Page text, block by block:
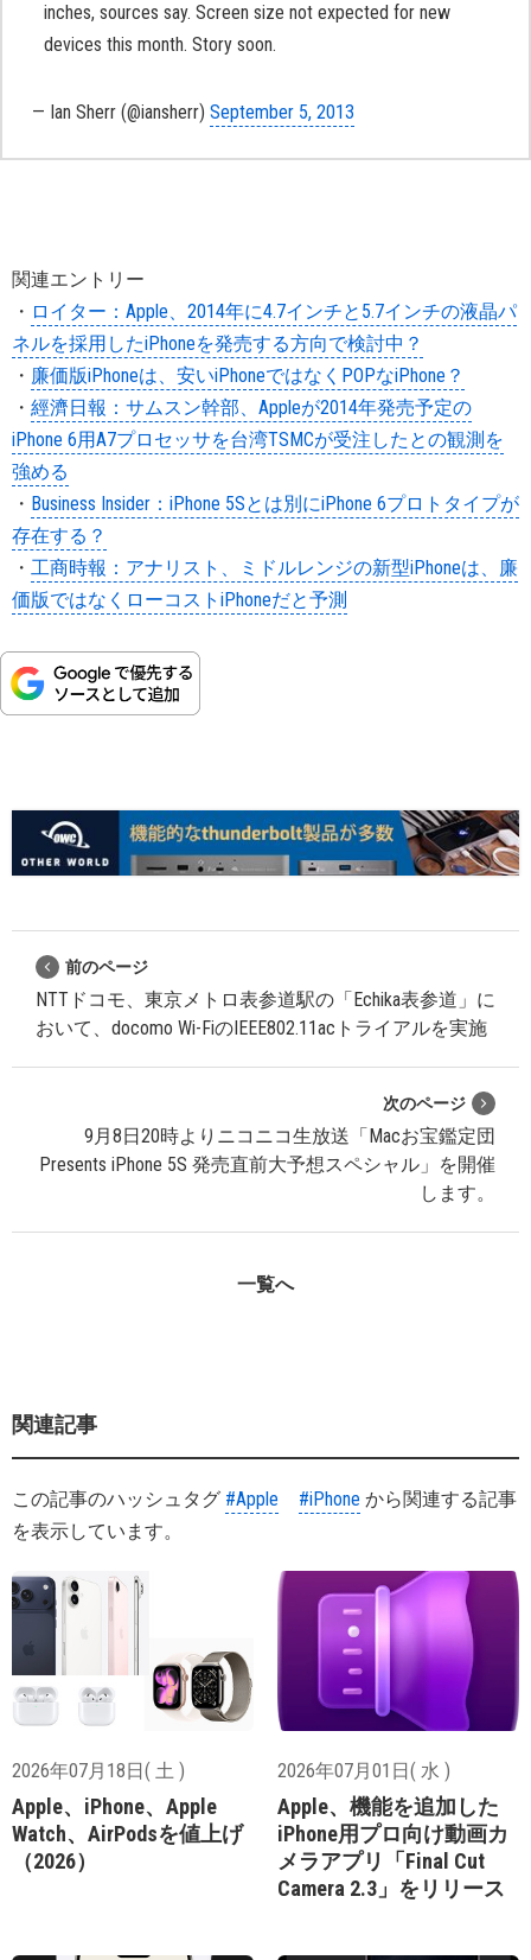
inches, sources say. Screen size not expected for new
devices this month. Story soon.
— Ian Sherr (@iansherr) September 5, 2013
関連エントリー
・ ロイター：Apple、2014年に4.7インチと5.7インチの液晶パ
ネルを採用したiPhoneを発売する方向で検討中？
・ 廉価版iPhoneは、安いiPhoneではなくPOPなiPhone？
・ 經濟日報：サムスン幹部、Appleが2014年発売予定の
iPhone 6用A7プロセッサを台湾TSMCが受注したとの観測を
強める
・ Business Insider：iPhone 5Sとは別にiPhone 6プロトタイプが
存在する？
・ 工商時報：アナリスト、ミドルレンジの新型iPhoneは、廉
価版ではなくローコストiPhoneだと予測
前のページ
NTTドコモ、東京メトロ表参道駅の「Echika表参道」に
おいて、docomo Wi-FiのIEEE802.11acトライアルを実施
次のページ
9月8日20時よりニコニコ生放送「Macお宝鑑定団
Presents iPhone 5S 発売直前大予想スペシャル」を開催
します。
一覧へ
関連記事
この記事のハッシュタグ #Apple #iPhone から関連する記事
を表示しています。
2026年07月18日( 土 )
Apple、iPhone、Apple
Watch、AirPodsを値上げ
（2026）
2026年07月01日( 水 )
Apple、機能を追加した
iPhone用プロ向け動画カ
メラアプリ「Final Cut
Camera 2.3」をリリース